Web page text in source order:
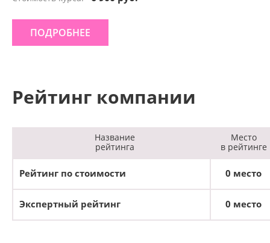
ПОДРОБНЕЕ
Рейтинг компании
Название
рейтинга
Место
в рейтинге
Рейтинг по стоимости 0 место
Экспертный рейтинг 0 место